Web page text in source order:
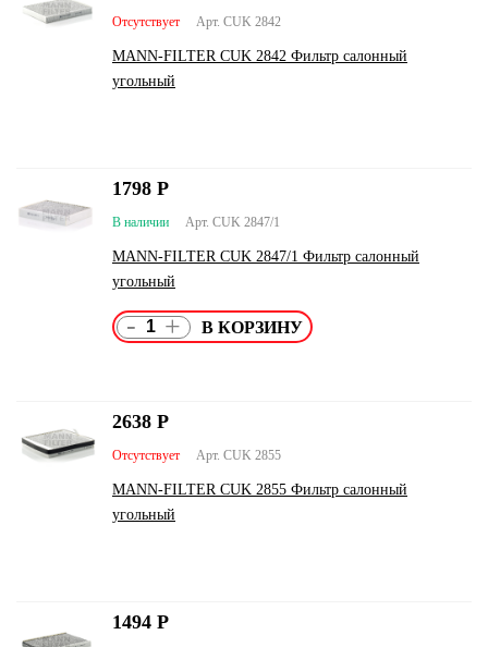
Арт. CUK 2842
Отсутствует
MANN-FILTER CUK 2842 Фильтр салонный
угольный
Арт. CUK 2847/1
В наличии
MANN-FILTER CUK 2847/1 Фильтр салонный
угольный
1798 Р
- +
Арт. CUK 2855
Отсутствует
MANN-FILTER CUK 2855 Фильтр салонный
угольный
2638 Р
1494 Р